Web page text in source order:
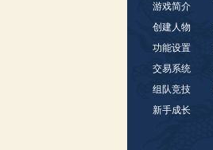
游戏简介
创建人物
功能设置
交易系统
组队竞技
新手成长